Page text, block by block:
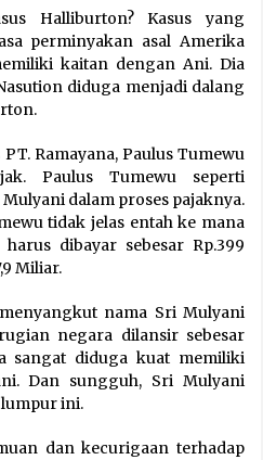
Halliburton? Kasus yang
perminyakan asal Amerika
kaitan dengan Ani. Dia
diduga menjadi dalang
Ramayana, Paulus Tumewu
Paulus Tumewu seperti
dalam proses pajaknya.
tidak jelas entah ke mana
dibayar sebesar Rp.399
Miliar.
nama Sri Mulyani
negara dilansir sebesar
sangat diduga kuat memiliki
Dan sungguh, Sri Mulyani
ini.
dan kecurigaan terhadap